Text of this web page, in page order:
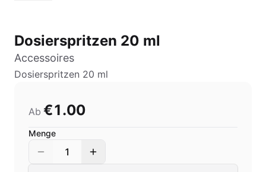
Dosierspritzen 20 ml
Accessoires
Dosierspritzen 20 ml
Ab €1.00
Menge
1